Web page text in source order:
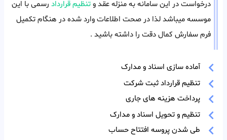
درخواست در این سامانه به منزله عقد وتنظیم قرارداد رسمی با این
موسسه میباشد لذا در صحت اطلاعات وارد شده در هنگام تکمیل
فرم سفارش کمال دقت را داشته باشید .
آماده سازی اسناد و مدارک
تنظیم قرارداد ثبت شرکت
پرداخت هزینه های جاری
تنظیم و تحویل اسناد و مدارک
طی شدن پروسه افتتاح حساب